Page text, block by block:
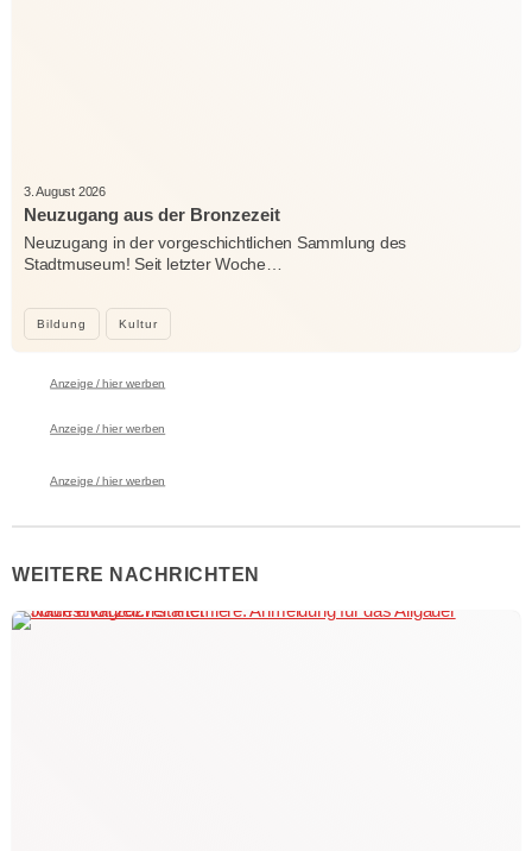
Bildung Kultur
3. August 2026
Neuzugang aus der Bronzezeit
Neuzugang in der vorgeschichtlichen Sammlung des
Stadtmuseum! Seit letzter Woche…
Anzeige / hier werben
Anzeige / hier werben
Anzeige / hier werben
WEITERE NACHRICHTEN